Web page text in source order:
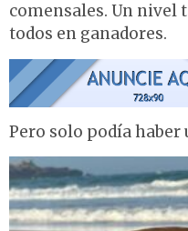
comensales. Un nivel
todos en ganadores.
Pero solo podía haber